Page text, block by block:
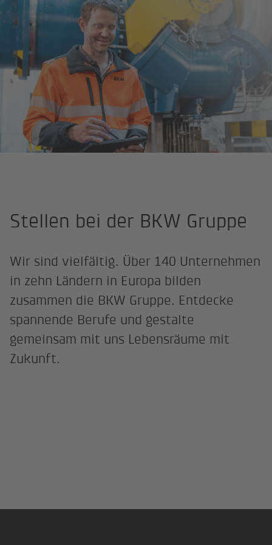
Stellen bei der BKW Gruppe
Wir sind vielfältig. Über 140 Unternehmen
in zehn Ländern in Europa bilden
zusammen die BKW Gruppe. Entdecke
spannende Berufe und gestalte
gemeinsam mit uns Lebensräume mit
Zukunft.